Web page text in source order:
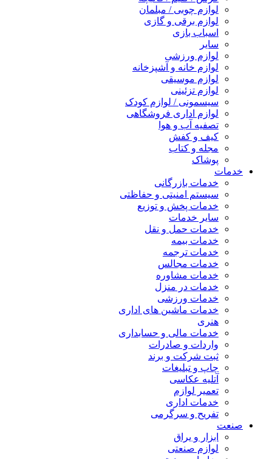
لوازم چوبی / مبلمان
لوازم برقی و گازی
اسباب بازی
سایر
لوازم ورزشی
لوازم خانه و آشپزخانه
لوازم موسیقی
لوازم تزئینی
سیسمونی / لوازم کودک
لوازم اداری فروشگاهی
تصفیه آب و هوا
کیف و کفش
مجله و کتاب
پوشاک
خدمات
خدمات بازرگانی
سیستم امنیتی و حفاظتی
خدمات پخش و توزیع
سایر خدمات
خدمات حمل و نقل
خدمات بیمه
خدمات ترجمه
خدمات مجالس
خدمات مشاوره
خدمات در منزل
خدمات ورزشی
خدمات ماشین های اداری
هنری
خدمات مالی و حسابداری
واردات و صادرات
ثبت شرکت و برند
چاپ و تبلیغات
آتلیه عکاسی
تعمیر لوازم
خدمات اداری
تفریح و سرگرمی
صنعت
ابزار و یراق
لوازم صنعتی